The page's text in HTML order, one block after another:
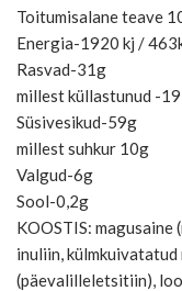
Toitumisalane teave
Energia-1920 kj /
Rasvad-31g
millest küllastunud -
Süsivesikud-59g
millest suhkur 10g
Valgud-6g
Sool-0,2g
KOOSTIS:
inuliin, külmkuivatatud
(päevalilleletsitiin),